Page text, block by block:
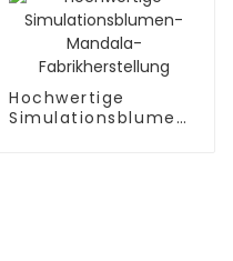
Gladiolen: Die
Eleganz der Natur
schaffen
Hochwertige
Simulationsblumen-